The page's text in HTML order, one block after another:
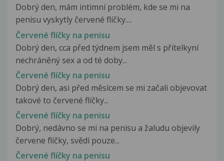
Dobrý den, mám intimní problém, kde se mi na
penisu vyskytly červené flíčky....
Červené flíčky na penisu
Dobrý den, cca před týdnem jsem měl s přítelkyní
nechráněný sex a od té doby...
Červené flíčky na penisu
Dobrý den, asi před měsícem se mi začali objevovat
takové to červené flíčky...
Červené flíčky na penisu
Dobrý, nedávno se mi na penisu a žaludu objevily
červene flíčky, svědí pouze...
Červené flíčky na penisu